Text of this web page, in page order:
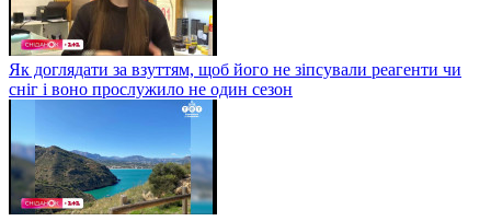
Як доглядати за взуттям, щоб його не зіпсували реагенти чи
сніг і воно прослужило не один сезон